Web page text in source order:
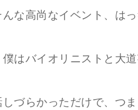
な高尚なイベント、は
僕はバイオリニストと大
づらかっただけで、つ